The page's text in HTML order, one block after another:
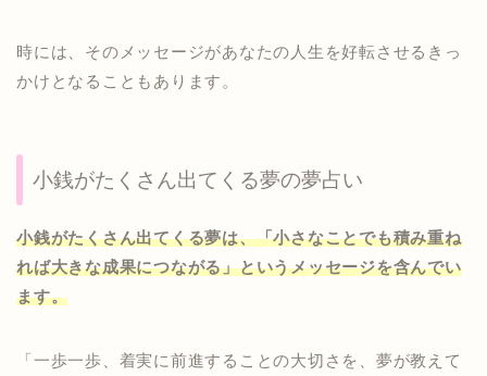
時には、そのメッセージがあなたの人生を好転させるきっ
かけとなることもあります。
小銭がたくさん出てくる夢の夢占い
小銭がたくさん出てくる夢は、「小さなことでも積み重ね
れば大きな成果につながる」というメッセージを含んでい
ます。
「一歩一歩、着実に前進することの大切さを、夢が教えて